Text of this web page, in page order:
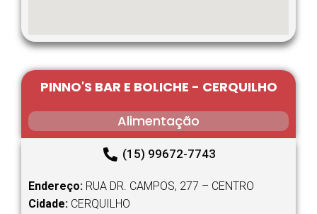
PINNO'S BAR E BOLICHE - CERQUILHO
Alimentação
(15) 99672-7743
Endereço: RUA DR. CAMPOS, 277 – CENTRO
Cidade: CERQUILHO